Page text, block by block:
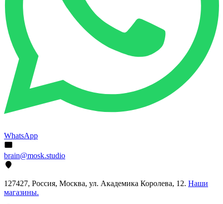
WhatsApp
brain@mosk.studio
127427, Россия, Москва, ул. Академика Королева, 12. Наши
магазины.